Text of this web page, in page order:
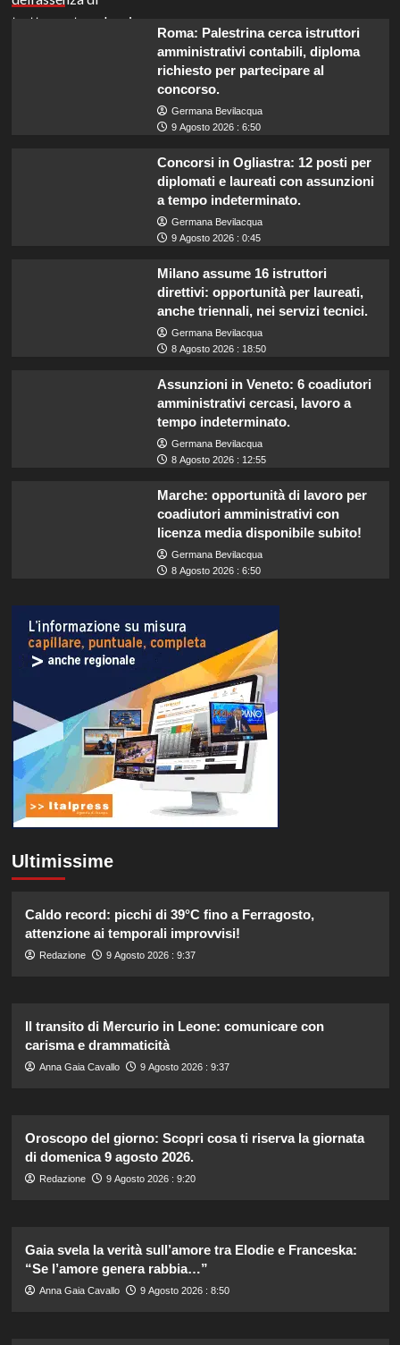
Roma: Palestrina cerca istruttori
amministrativi contabili, diploma
richiesto per partecipare al
concorso.
Germana Bevilacqua
9 Agosto 2026 : 6:50
Concorsi in Ogliastra: 12 posti per
diplomati e laureati con assunzioni
a tempo indeterminato.
Germana Bevilacqua
9 Agosto 2026 : 0:45
Milano assume 16 istruttori
direttivi: opportunità per laureati,
anche triennali, nei servizi tecnici.
Germana Bevilacqua
8 Agosto 2026 : 18:50
Assunzioni in Veneto: 6 coadiutori
amministrativi cercasi, lavoro a
tempo indeterminato.
Germana Bevilacqua
8 Agosto 2026 : 12:55
Marche: opportunità di lavoro per
coadiutori amministrativi con
licenza media disponibile subito!
Germana Bevilacqua
8 Agosto 2026 : 6:50
Ultimissime
Caldo record: picchi di 39°C fino a Ferragosto,
attenzione ai temporali improvvisi!
Redazione 9 Agosto 2026 : 9:37
Il transito di Mercurio in Leone: comunicare con
carisma e drammaticità
Anna Gaia Cavallo 9 Agosto 2026 : 9:37
Oroscopo del giorno: Scopri cosa ti riserva la giornata
di domenica 9 agosto 2026.
Redazione 9 Agosto 2026 : 9:20
Gaia svela la verità sull’amore tra Elodie e Franceska:
“Se l’amore genera rabbia…”
Anna Gaia Cavallo 9 Agosto 2026 : 8:50